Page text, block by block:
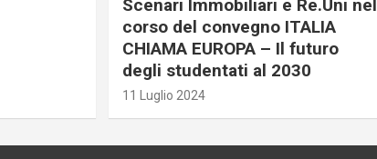
Scenari Immobiliari e Re.Uni nel
corso del convegno ITALIA
CHIAMA EUROPA – Il futuro
degli studentati al 2030
11 Luglio 2024